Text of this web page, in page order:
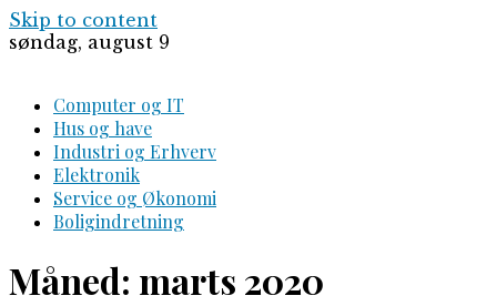
Skip to content
søndag, august 9
Computer og IT
Hus og have
Industri og Erhverv
Elektronik
Service og Økonomi
Boligindretning
Måned: marts 2020